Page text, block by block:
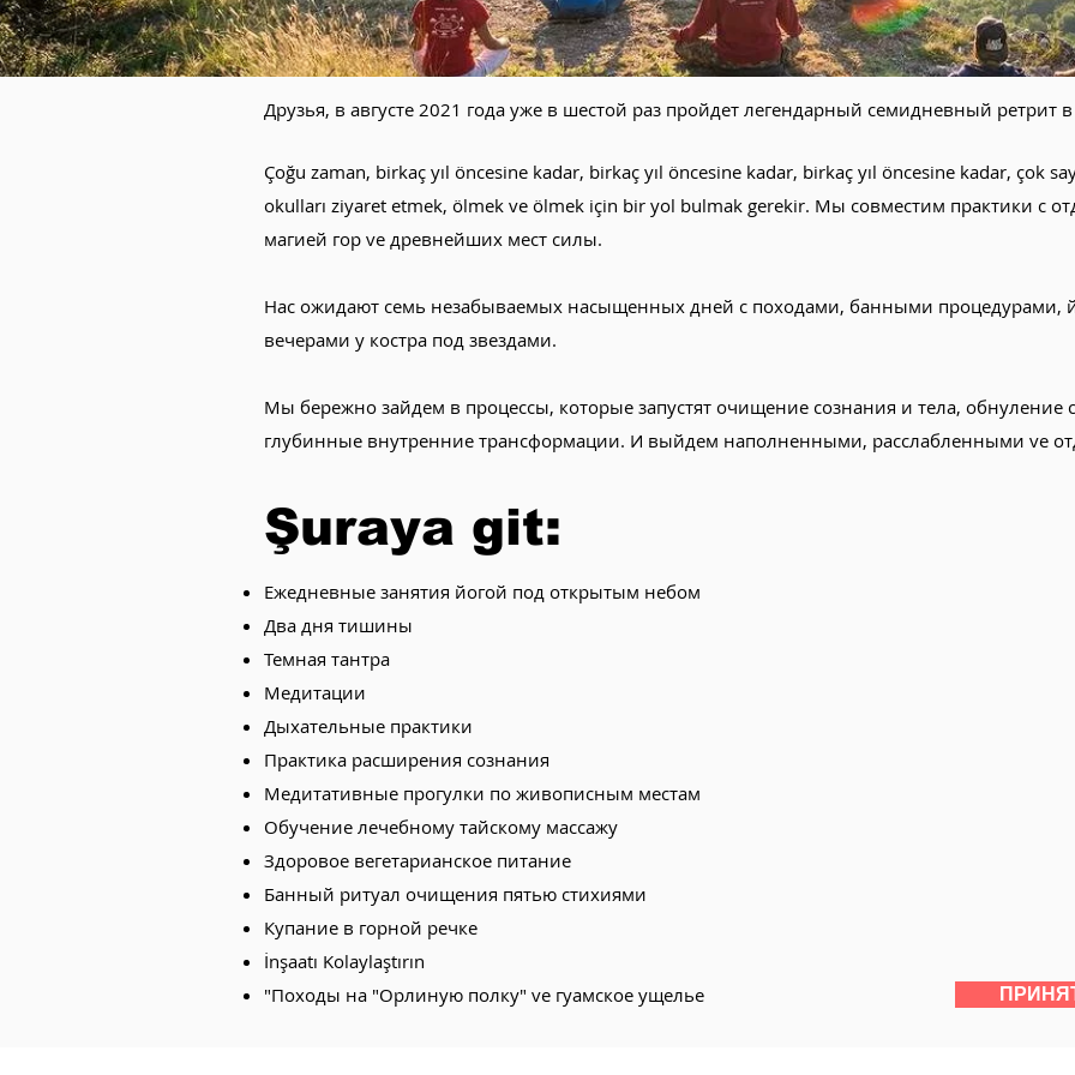
​Друзья, в августе 2021 года уже в шестой раз пройдет легендарный семидневный ретрит
Çoğu zaman, birkaç yıl öncesine kadar, birkaç yıl öncesine kadar, birkaç yıl öncesine kadar, çok
okulları ziyaret etmek, ölmek ve ölmek için bir yol bulmak gerekir. Мы совместим практики с
магией гор ve древнейших мест силы.
Нас ожидают семь незабываемых насыщенных дней с походами, банными процедурами,
вечерами у костра под звездами.
Мы бережно зайдем в процессы, которые запустят очищение сознания и тела, обнуление
глубинные внутренние трансформации. И выйдем наполненными, расслабленными ve
Şuraya git:
Ежедневные занятия йогой под открытым небом
Два дня тишины
Темная тантра
Медитации
Дыхательные практики
Практика расширения сознания
Медитативные прогулки по живописным местам
Обучение лечебному тайскому массажу
Здоровое вегетарианское питание
Банный ритуал очищения пятью стихиями
Купание в горной речке
İnşaatı Kolaylaştırın
"Походы на "Орлиную полку" ve гуамское ущелье